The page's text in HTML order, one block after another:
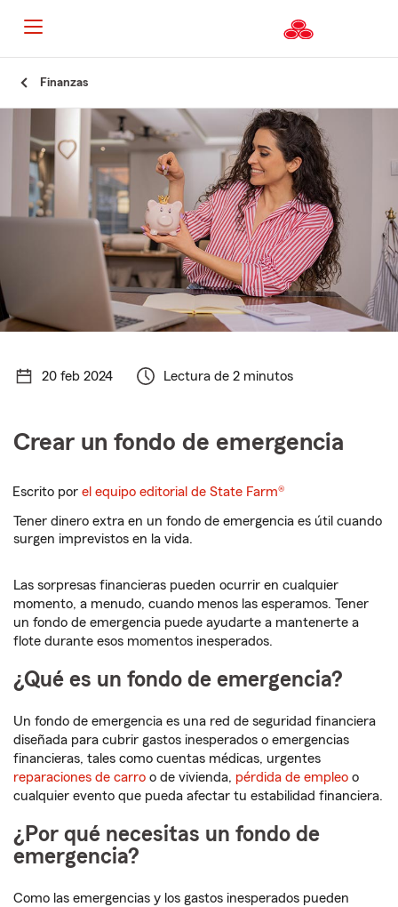
Finanzas
20 feb 2024 Lectura de 2 minutos
Crear un fondo de emergencia
Escrito porel equipo editorial de State Farm®
Tener dinero extra en un fondo de emergencia es útil cuando
surgen imprevistos en la vida.
Las sorpresas financieras pueden ocurrir en cualquier
momento, a menudo, cuando menos las esperamos. Tener
un fondo de emergencia puede ayudarte a mantenerte a
flote durante esos momentos inesperados.
¿Qué es un fondo de emergencia?
Un fondo de emergencia es una red de seguridad financiera
diseñada para cubrir gastos inesperados o emergencias
financieras, tales como cuentas médicas, urgentes
reparaciones de carro o de vivienda, pérdida de empleo o
cualquier evento que pueda afectar tu estabilidad financiera.
¿Por qué necesitas un fondo de
emergencia?
Como las emergencias y los gastos inesperados pueden